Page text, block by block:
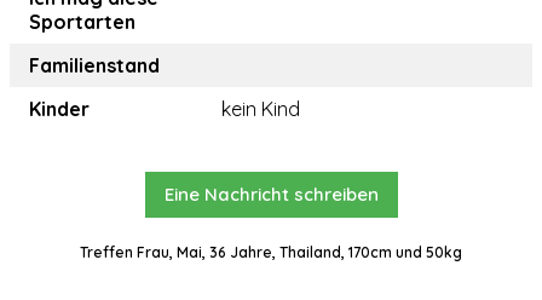
Sportarten
Familienstand
Kinder
kein Kind
Eine Nachricht schreiben
Treffen Frau, Mai, 36 Jahre, Thailand, 170cm und 50kg